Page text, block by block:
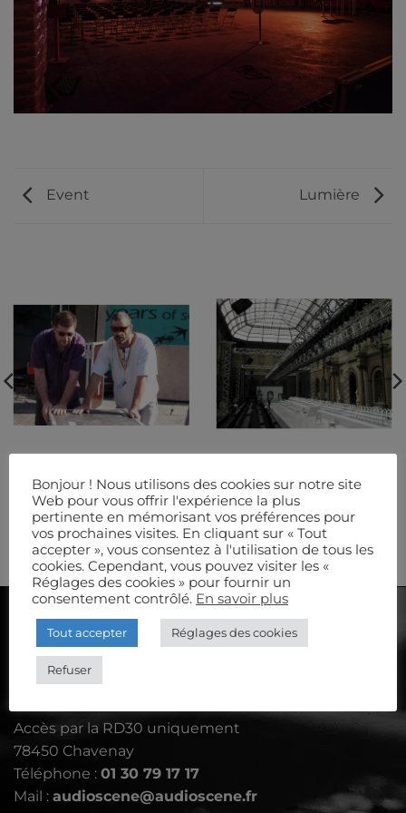
Event Lumière
AUDIOSCÈNE
Le Petit Aulnay - rue de Davron
Accès par la RD30 uniquement
78450 Chavenay
Téléphone : 01 30 79 17 17
Mail : audioscene@audioscene.fr
Bonjour ! Nous utilisons des cookies sur notre site
Web pour vous offrir l'expérience la plus
pertinente en mémorisant vos préférences pour
vos prochaines visites. En cliquant sur « Tout
accepter », vous consentez à l'utilisation de tous les
cookies. Cependant, vous pouvez visiter les «
Réglages des cookies » pour fournir un
consentement contrôlé. En savoir plus
Tout accepter Réglages des cookies
Refuser